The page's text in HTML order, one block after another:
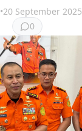
•20 September 2025
0